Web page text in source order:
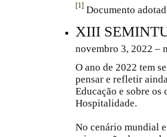
[1] Documento
XIII
novembro 3, 2022 –
O ano de 2022 tem
pensar e refletir
Educação e sobre
Hospitalidade.
No cenário mundial